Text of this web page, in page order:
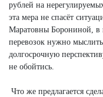
рублей на
эта мера не спасёт
Маратовны Борониной, в
перевозок нужно мыслить
долгосрочную
не обойтись.
Что же предлагается